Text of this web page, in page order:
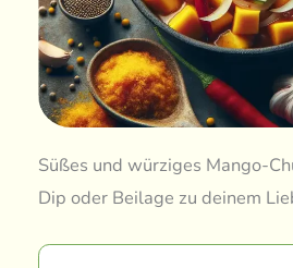
Süßes und würziges Mango-
Dip oder Beilage zu deinem